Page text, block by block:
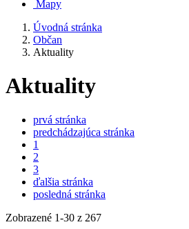
Mapy
Úvodná stránka
Občan
Aktuality
Aktuality
prvá stránka
predchádzajúca stránka
1
2
3
ďalšia stránka
posledná stránka
Zobrazené 1-30 z 267